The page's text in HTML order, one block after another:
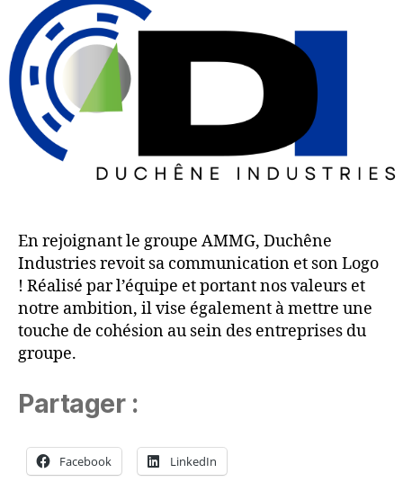
En rejoignant le groupe AMMG, Duchêne
Industries revoit sa communication et son Logo
! Réalisé par l’équipe et portant nos valeurs et
notre ambition, il vise également à mettre une
touche de cohésion au sein des entreprises du
groupe.
Partager :
Facebook LinkedIn